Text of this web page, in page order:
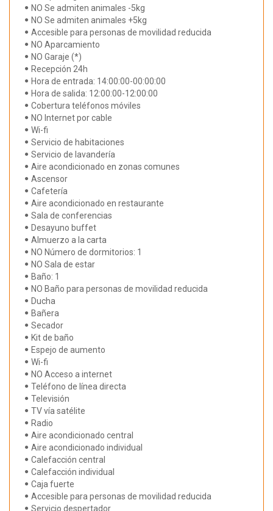
NO Se admiten animales -5kg
NO Se admiten animales +5kg
Accesible para personas de movilidad reducida
NO Aparcamiento
NO Garaje (*)
Recepción 24h
Hora de entrada: 14:00:00-00:00:00
Hora de salida: 12:00:00-12:00:00
Cobertura teléfonos móviles
NO Internet por cable
Wi-fi
Servicio de habitaciones
Servicio de lavandería
Aire acondicionado en zonas comunes
Ascensor
Cafetería
Aire acondicionado en restaurante
Sala de conferencias
Desayuno buffet
Almuerzo a la carta
NO Número de dormitorios: 1
NO Sala de estar
Baño: 1
NO Baño para personas de movilidad reducida
Ducha
Bañera
Secador
Kit de baño
Espejo de aumento
Wi-fi
NO Acceso a internet
Teléfono de línea directa
Televisión
TV vía satélite
Radio
Aire acondicionado central
Aire acondicionado individual
Calefacción central
Calefacción individual
Caja fuerte
Accesible para personas de movilidad reducida
Servicio despertador